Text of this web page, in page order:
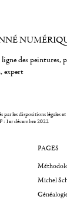
des peintures,
expert
par les dispositions légales
: 1er décembre 2022
PAGES
Michel